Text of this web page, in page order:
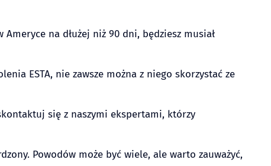
na dłużej niż 90 dni, będziesz musiał
ESTA, nie zawsze można z niego skorzystać ze
się z naszymi ekspertami, którzy
Powodów może być wiele, ale warto zauważyć,